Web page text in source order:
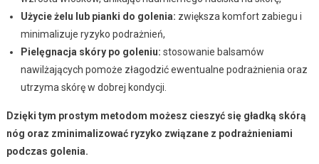
Użycie żelu lub pianki do golenia: zwiększa komfort zabiegu i
minimalizuje ryzyko podrażnień,
Pielęgnacja skóry po goleniu: stosowanie balsamów
nawilżających pomoże złagodzić ewentualne podrażnienia oraz
utrzyma skórę w dobrej kondycji.
Dzięki tym prostym metodom możesz cieszyć się gładką skórą
nóg oraz zminimalizować ryzyko związane z podrażnieniami
podczas golenia.